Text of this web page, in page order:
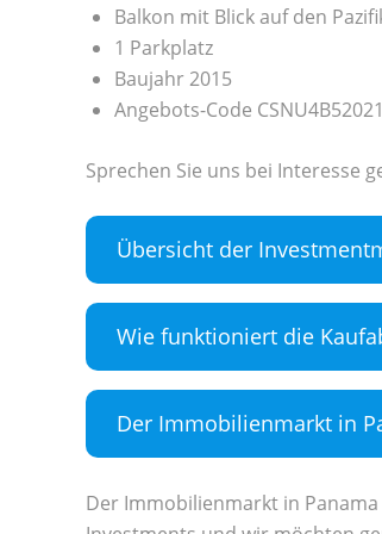
Balkon mit Blick auf den
1 Parkplatz
Baujahr 2015
Angebots-Code
Sprechen Sie uns bei Interesse
Übersicht der
Wie funktioniert die
Der Immobilienmarkt in
Der Immobilienmarkt in